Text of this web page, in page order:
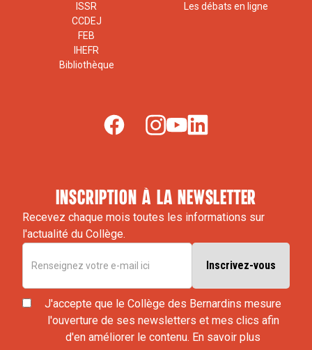
ISSR
CCDEJ
FEB
IHEFR
Bibliothèque
Les débats en ligne
inscription à la newsletter
Recevez chaque mois toutes les informations sur
l'actualité du Collège.
J'accepte que le Collège des Bernardins mesure
l'ouverture de ses newsletters et mes clics afin
d'en améliorer le contenu. En savoir plus